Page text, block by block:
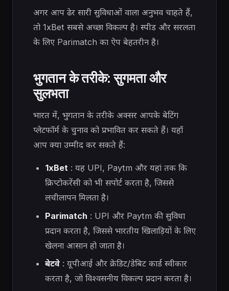
अगर आप ढेर सारी सुविधाओं वाला अनुभव चाहते हैं,
तो 1xBet सबसे अच्छा विकल्प है। स्पीड और सरलता
के लिए Parimatch का ऐप बेहतरीन है।
भुगतान के तरीके: सुगमता और
सुलभता
भारत में, भुगतान के तरीके अक्सर आपके बेटिंग
प्लेटफॉर्म के चुनाव को प्रभावित कर सकते हैं। यहाँ
आप क्या उम्मीद कर सकते हैं:
1xBet: यह UPI, Paytm और यहां तक ​​कि
क्रिप्टोकरेंसी को भी सपोर्ट करता है, जिससे
लचीलापन मिलता है।
Parimatch : UPI और Paytm की सुविधा
प्रदान करता है, जिससे भारतीय खिलाड़ियों के लिए
खेलना आसान हो जाता है।
बेटवे: यूपीआई और क्रेडिट/डेबिट कार्ड स्वीकार
करता है, जो विश्वसनीय विकल्प प्रदान करता है।